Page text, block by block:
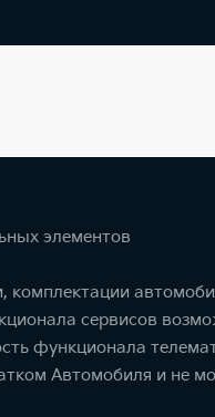
элементов
комплектации
сервисов
функционала
Автомобиля и не